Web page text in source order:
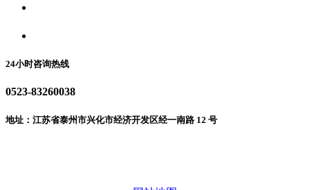
24小时咨询热线
0523-83260038
地址：江苏省泰州市兴化市经济开发区经一南路 12 号